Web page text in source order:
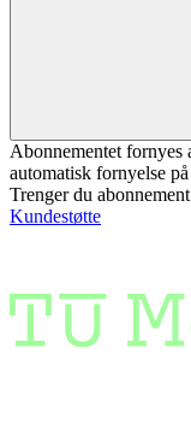
Abonnementet fornyes
automatisk fornyelse
Trenger du
Kundestøtte